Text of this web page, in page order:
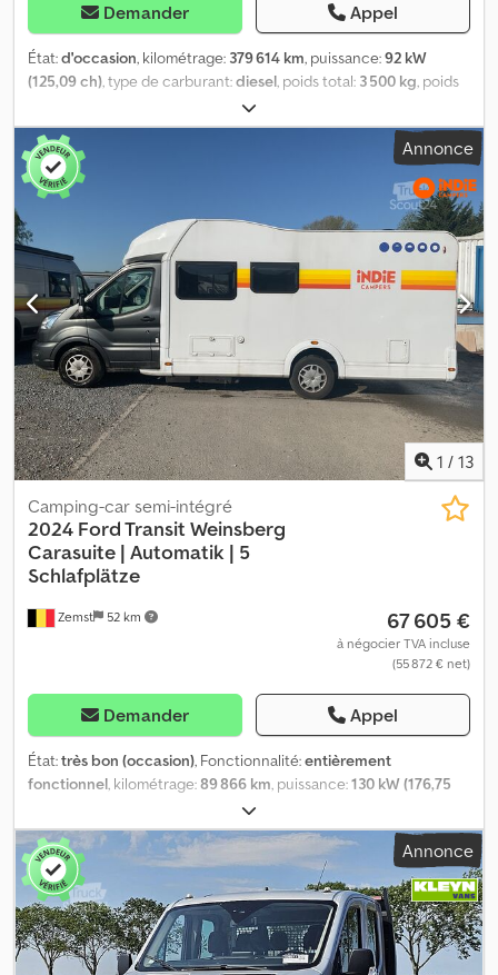
Demander Appel
État:d'occasion, kilométrage: 379 614 km, puissance:92 kW
(125,09 ch), type de carburant:diesel, poids total: 3 500 kg, poids
, première immatriculation:
moteur reconditionné avec garantie 12 mois \ ATP expirée, à
renouveler Pour plus d’informations Chodpfx Akovikdgs DeaAnnonce
1 / 13
Zemst 52 km
Camping-car semi-intégré
2024 Ford Transit Weinsberg
Carasuite | Automatik | 5
Schlafplätze
67 605 €
à négocier TVA incluse
(55 872 € net)
Demander Appel
État:très bon (occasion), Fonctionnalité:entièrement
fonctionnel , kilométrage:89 866 km , puissance:130 kW (176,75
, nombre de sièges:
diesel, type d'engrenage:automatique, couleur:blanc,
constructeur de châssis:
, modèle de châssis:
Weinsberg
Carasuite 650 MF 2.3 Mjet
, longueur totale:6 990 mm
, largeur
totale:2 320 mm, hauteur totale:2 940 mm, configuration
d'essieux:2 essieux, classe d'émission:Euro 6, capacité du
réservoir de carburant: 90 l , poids total:2 915 kg, poids en ordre
de marche:
3 500 kg, position du volant:gauche, nombre de
Annonce